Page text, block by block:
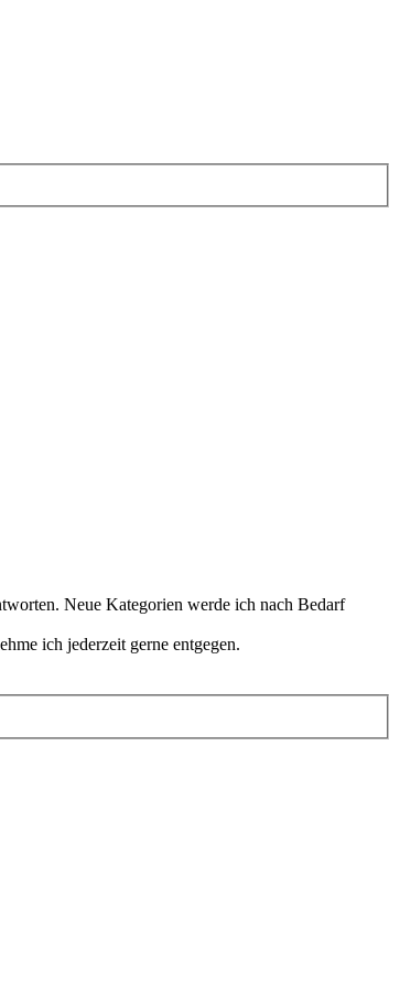
Neue Kategorien werde ich nach Bedarf
ich jederzeit gerne entgegen.